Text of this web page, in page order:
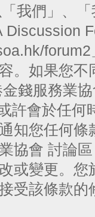
我們」、
Discussion
。如果您
錢服務業
許會於任何
知您任何
協會 討論
或變更。
受該條款的